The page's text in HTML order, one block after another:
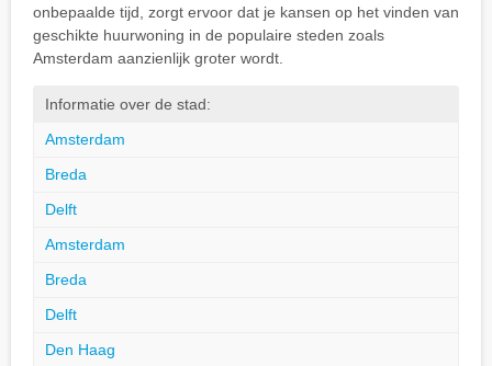
onbepaalde tijd, zorgt ervoor dat je kansen op het vinden van
geschikte huurwoning in de populaire steden zoals
Amsterdam aanzienlijk groter wordt.
Informatie over de stad:
Amsterdam
Breda
Delft
Amsterdam
Breda
Delft
Den Haag